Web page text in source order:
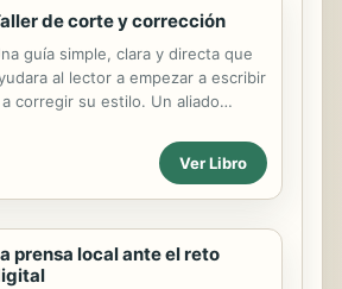
Vermeer, Dalí, Hooper,
Rembrandt o Goya, se trata de un
de arte perfecto para
los diversos estilos del
de corte y corrección
guía simple, clara y directa que
al lector a empezar a escribir
corregir su estilo. Un aliado
formación, estudiantes, profesores y
Ver Libro
prensa local ante el reto